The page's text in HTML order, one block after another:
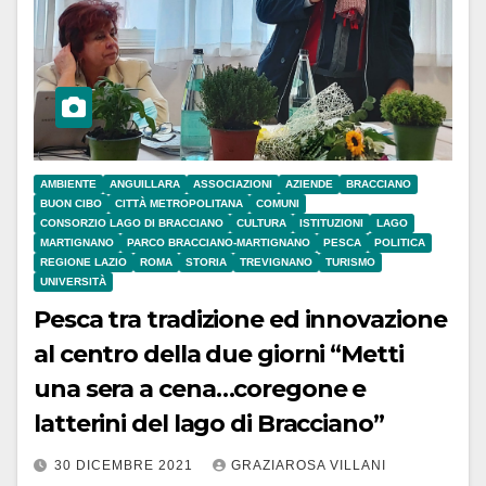
AMBIENTE ANGUILLARA ASSOCIAZIONI AZIENDE
BRACCIANO
BUON CIBO
CITTÀ METROPOLITANA
COMUNI
CONSORZIO LAGO DI BRACCIANO
CULTURA ISTITUZIONI
LAGO
MARTIGNANO
PARCO BRACCIANO-MARTIGNANO PESCA
POLITICA
REGIONE LAZIO
ROMA STORIA TREVIGNANO
TURISMO
UNIVERSITÀ
Pesca tra tradizione ed innovazione
al centro della due giorni “Metti
una sera a cena…coregone e
latterini del lago di Bracciano”
30 DICEMBRE 2021 GRAZIAROSA VILLANI